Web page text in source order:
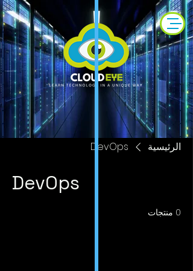
الرئيسية DevOps
DevOps
0 منتجات